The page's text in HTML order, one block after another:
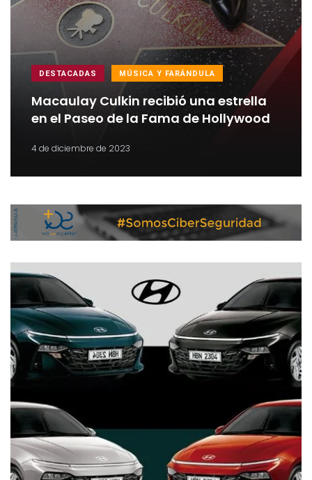
DESTACADAS MÚSICA Y FARÁNDULA
Macaulay Culkin recibió una estrella
en el Paseo de la Fama de Hollywood
4 de diciembre de 2023